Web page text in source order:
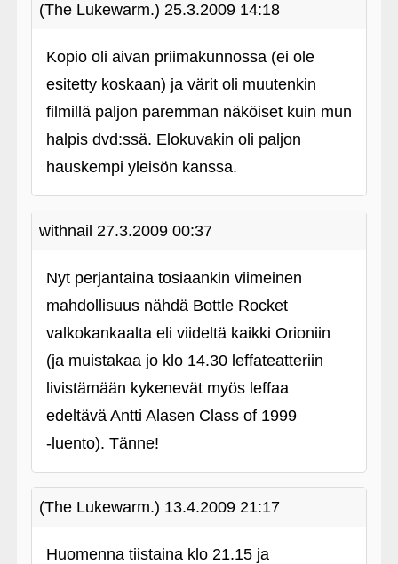
(The Lukewarm.) 25.3.2009 14:18
Kopio oli aivan priimakunnossa (ei ole
esitetty koskaan) ja värit oli muutenkin
filmillä paljon paremman näköiset kuin mun
halpis dvd:ssä. Elokuvakin oli paljon
hauskempi yleisön kanssa.
withnail 27.3.2009 00:37
Nyt perjantaina tosiaankin viimeinen
mahdollisuus nähdä Bottle Rocket
valkokankaalta eli viideltä kaikki Orioniin
(ja muistakaa jo klo 14.30 leffateatteriin
livistämään kykenevät myös leffaa
edeltävä Antti Alasen Class of 1999
‑luento). Tänne!
(The Lukewarm.) 13.4.2009 21:17
Huomenna tiistaina klo 21.15 ja